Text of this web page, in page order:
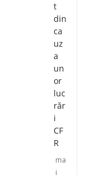
t
din
ca
uz
a
un
or
luc
răr
i
CF
R
ma
i